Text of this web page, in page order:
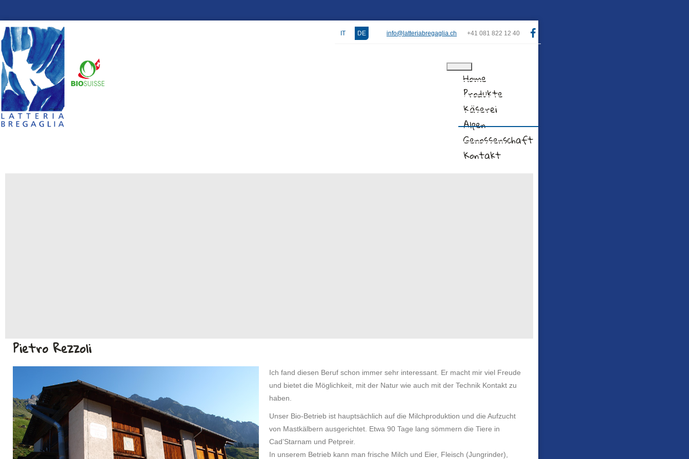
IT DE info@latteriabregaglia.ch +41 081 822 12 40
Home
Produkte
Käserei
Alpen
Genossenschaft
Kontakt
Pietro Rezzoli
Ich fand diesen Beruf schon immer sehr interessant. Er macht mir viel Freude
und bietet die Möglichkeit, mit der Natur wie auch mit der Technik Kontakt zu
haben.
Unser Bio-Betrieb ist hauptsächlich auf die Milchproduktion und die Aufzucht
von Mastkälbern ausgerichtet. Etwa 90 Tage lang sömmern die Tiere in
Cad’Starnam und Petpreir.
In unserem Betrieb kann man frische Milch und Eier, Fleisch (Jungrinder),